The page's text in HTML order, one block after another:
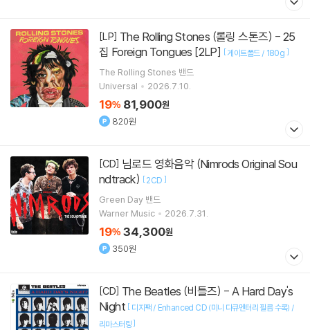
[LP]
집 Foreign Tongues [2LP] [게이트폴드 / 180g ]
The Rolling Stones 밴드
Universal
2026.7.10.
19% 81,900원
820원
[CD]
ndtrack) [2CD ]
Green Day 밴드
Warner Music
2026.7.31.
19% 34,300원
350원
[CD]
Night [ 디지팩 / Enhanced CD (미니 다큐멘터리 필름 수록) /
리마스터링]